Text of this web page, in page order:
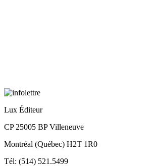
Lux Éditeur
CP 25005 BP Villeneuve
Montréal (Québec) H2T 1R0
Tél: (514) 521.5499